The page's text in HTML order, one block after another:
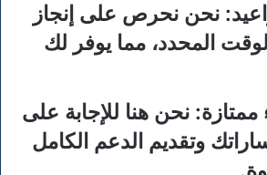
نحن نحرص على إنجاز
المحدد، مما يوفر لك
نحن هنا للإجابة على
وتقديم الدعم الكامل